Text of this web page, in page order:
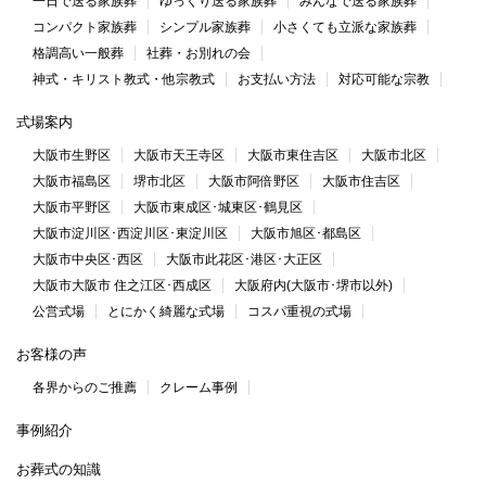
コンパクト家族葬
シンプル家族葬
小さくても立派な家族葬
格調高い一般葬
社葬・お別れの会
神式・キリスト教式・他宗教式
お支払い方法 対応可能な宗教
式場案内
大阪市生野区 大阪市天王寺区 大阪市東住吉区
大阪市北区
大阪市福島区
堺市北区 大阪市阿倍野区
大阪市住吉区
大阪市平野区
大阪市東成区･城東区･鶴見区
大阪市淀川区･西淀川区･東淀川区
大阪市旭区･都島区
大阪市中央区･西区
大阪市此花区･港区･大正区
大阪市大阪市 住之江区･西成区
大阪府内(大阪市･堺市以外)
公営式場
とにかく綺麗な式場 コスパ重視の式場
お客様の声
各界からのご推薦 クレーム事例
事例紹介
お葬式の知識